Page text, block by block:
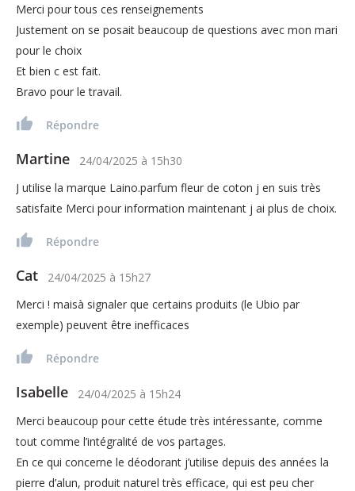
Merci pour tous ces renseignements
Justement on se posait beaucoup de questions avec mon mari
pour le choix
Et bien c est fait.
Bravo pour le travail.
Répondre
Martine 24/04/2025 à 15h30
J utilise la marque Laino.parfum fleur de coton j en suis très
satisfaite Merci pour information maintenant j ai plus de choix.
Répondre
Cat 24/04/2025 à 15h27
Merci ! maisà signaler que certains produits (le Ubio par
exemple) peuvent être inefficaces
Répondre
Isabelle 24/04/2025 à 15h24
Merci beaucoup pour cette étude très intéressante, comme
tout comme l’intégralité de vos partages.
En ce qui concerne le déodorant j’utilise depuis des années la
pierre d’alun, produit naturel très efficace, qui est peu cher